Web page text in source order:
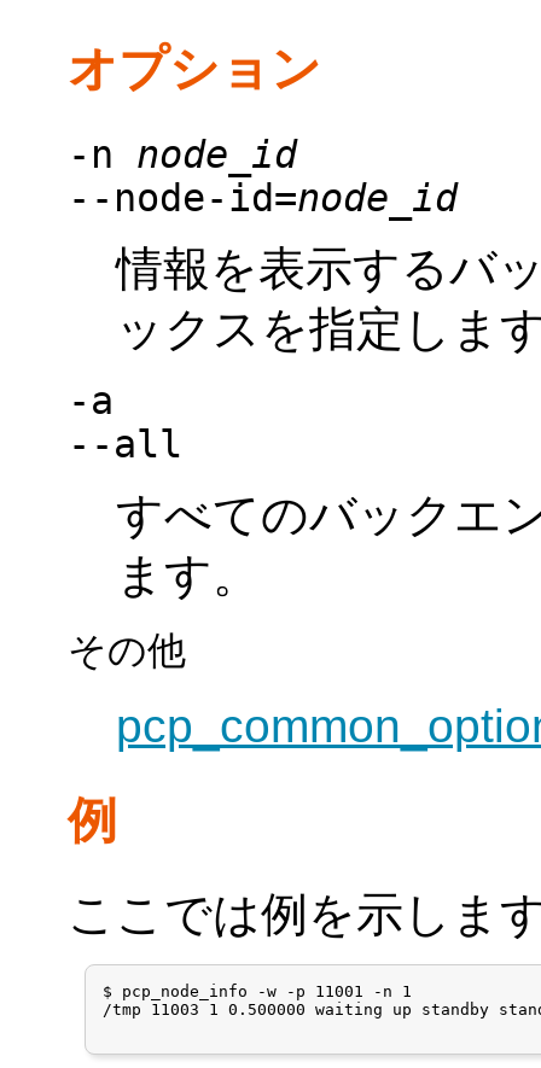
オプション
-n node_id
--node-id=node_id
情報を表示するバ
ックスを指定しま
-a
--all
すべてのバックエ
ます。
その他
例
ここでは例を示しま
$ pcp_node_info -w -p 11001 -n 1
/tmp 11003 1 0.500000 waiting up standby